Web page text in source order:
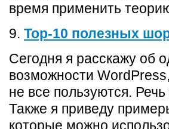
время применить
9. Top-10 полезных
Сегодня я расскажу об
возможности
не все пользуются.
Также я приведу
которые можно